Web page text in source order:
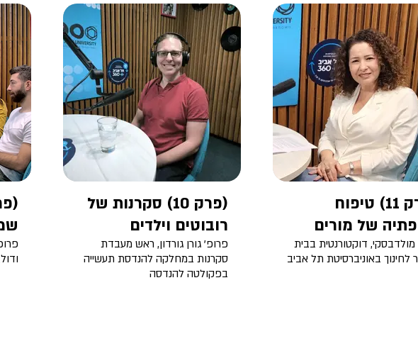
(פרק 11) טיפוח
של מורים
מולדבסקי, דוקטורנטית בבית
לחינוך באוניברסיטת תל אביב
(פרק 10) סקרנות של
רובוטים וילדים
פרופ' גורן גורדון, ראש מעבדת
סקרנות במחלקה להנדסת תעשייה
בפקולטה להנדסה